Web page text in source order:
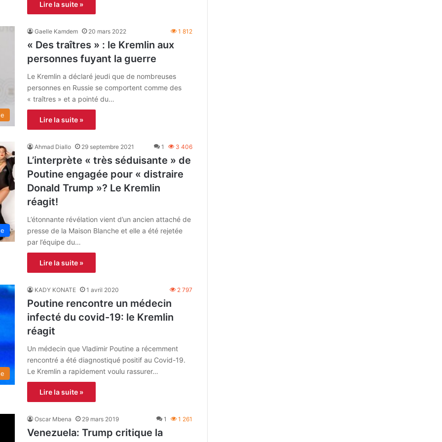
Lire la suite »
Gaelle Kamdem 20 mars 2022 1 812
« Des traîtres » : le Kremlin aux
personnes fuyant la guerre
Le Kremlin a déclaré jeudi que de nombreuses
personnes en Russie se comportent comme des
« traîtres » et a pointé du…
Lire la suite »
Ahmad Diallo 29 septembre 2021 1 3 406
L’interprète « très séduisante » de
Poutine engagée pour « distraire
Donald Trump »? Le Kremlin
réagit!
L’étonnante révélation vient d’un ancien attaché de
presse de la Maison Blanche et elle a été rejetée
par l’équipe du…
Lire la suite »
KADY KONATE 1 avril 2020 2 797
Poutine rencontre un médecin
infecté du covid-19: le Kremlin
réagit
Un médecin que Vladimir Poutine a récemment
rencontré a été diagnostiqué positif au Covid-19.
Le Kremlin a rapidement voulu rassurer…
Lire la suite »
Oscar Mbena 29 mars 2019 1 1 261
Venezuela: Trump critique la